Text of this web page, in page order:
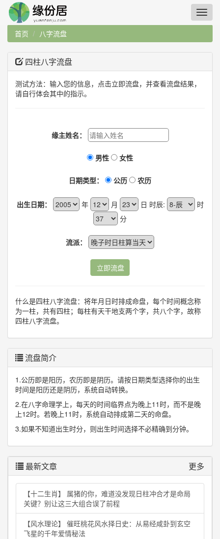
首页 八字流盘
四柱八字流盘
测试方法：输入您的信息，点击立即流盘，并查看流盘结果，
请自行体会其中的指示。
缘主姓名：
男性 女性
日期类型： 公历 农历
出生日期： 年 月 日 时辰:
时
分
流派：
立即流盘
什么是四柱八字流盘：将年月日时排成命盘，每个时间概念称
为一柱，共有四柱；每柱有天干地支两个字，共八个字，故称
四柱八字流盘。
流盘简介
1.公历即是阳历，农历即是阴历。请按日期类型选择你的出生
时间是阳历还是阴历，系统自动转换。
2.在八字命理学上，每天的时间临界点为晚上11时，而不是晚
上12时。若晚上11时，系统自动排成第二天的命盘。
3.如果不知道出生时分，则出生时间选择不必精确到分钟。
最新文章 更多
【十二生肖】 属猪的你，难道没发现日柱冲合才是命局
关键？别让这三大组合误了前程
【风水理论】 催旺桃花风水择日史：从易经咸卦到玄空
飞星的千年爱情秘法